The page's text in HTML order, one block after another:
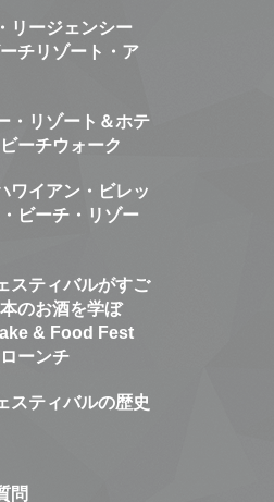
リージェンシー
チリゾート・ア
・リゾート＆ホテ
ーチウォーク
ワイアン・ビレッ
ビーチ・リゾー
スティバルがすご
のお酒を学ぼ
& Food Fest
ーンチ
スティバルの歴史
問